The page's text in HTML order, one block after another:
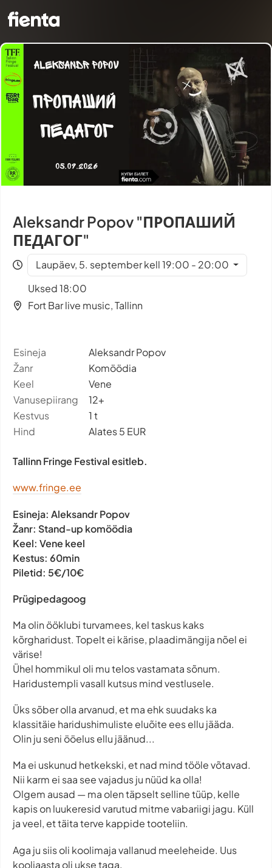
Aleksandr Popov "ПРОПАШИЙ
ПЕДАГОГ"
Laupäev, 5. september kell 19:00 - 20:00
Uksed 18:00
Fort Bar live music, Tallinn
Esineja
Aleksandr Popov
Žanr
Komöödia
Keel
Vene
Vanusepiirang
12+
Kestvus
1 t
Hind
Alates 5 EUR
Tallinn Fringe Festival esitleb.
www.fringe.ee
Esineja: Aleksandr Popov
Žanr: Stand-up komöödia
Keel: Vene keel
Kestus: 60min
Piletid: 5€/10€
Prügipedagoog
Ma olin ööklubi turvamees, kel taskus kaks
kõrgharidust. Topelt ei kärise, plaadimängija nõel ei
värise!
Ühel hommikul oli mu telos vastamata sõnum.
Haridustempli vasall kutsus mind vestlusele.
Üks sõber olla arvanud, et ma ehk suudaks ka
klassitäie haridushimuliste eluõite ees ellu jääda.
Olin ju seni ööelus ellu jäänud...
Ma ei uskunud hetkekski, et nad mind tööle võtavad.
Nii karm ei saa see vajadus ju nüüd ka olla!
Olgem ausad — ma olen täpselt selline tüüp, kelle
kapis on luukeresid varutud mitme vabariigi jagu. Küll
ja veel, et täita terve kappide tooteliin.
Aga ju siis oli koolimaja vallanud meeleheide. Uus
kooliaasta oli ukse taga.